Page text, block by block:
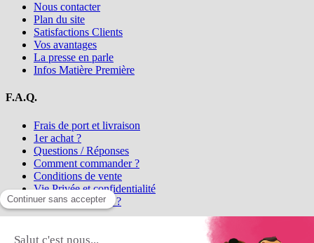
Nous contacter
Plan du site
Satisfactions Clients
Vos avantages
La presse en parle
Infos Matière Première
F.A.Q.
Frais de port et livraison
1er achat ?
Questions / Réponses
Comment commander ?
Conditions de vente
Vie Privée et confidentialité
Qui sommes-nous ?